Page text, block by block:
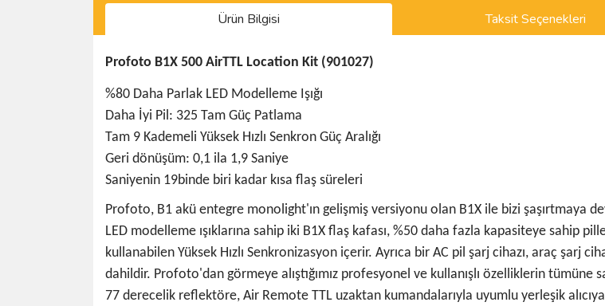
Ürün Bilgisi Taksit Seçenekleri
Profoto B1X 500 AirTTL Location Kit (901027)
%80 Daha Parlak LED Modelleme Işığı
Daha İyi Pil: 325 Tam Güç Patlama
Tam 9 Kademeli Yüksek Hızlı Senkron Güç Aralığı
Geri dönüşüm: 0,1 ila 1,9 Saniye
Saniyenin 19binde biri kadar kısa flaş süreleri
Profoto, B1 akü entegre monolight'ın gelişmiş versiyonu olan B1X ile bizi şaşırtmaya
LED modelleme ışıklarına sahip iki B1X flaş kafası, %50 daha fazla kapasiteye sahip
kullanabilen Yüksek Hızlı Senkronizasyon içerir. Ayrıca bir AC pil şarj cihazı, araç şarj
dahildir. Profoto'dan görmeye alıştığımız profesyonel ve kullanışlı özelliklerin tümüne
77 derecelik reflektöre, Air Remote TTL uzaktan kumandalarıyla uyumlu yerleşik